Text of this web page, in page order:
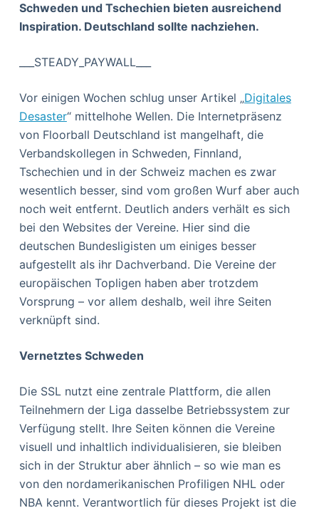
Schweden und Tschechien bieten ausreichend
Inspiration. Deutschland sollte nachziehen.
___STEADY_PAYWALL___
Vor einigen Wochen schlug unser Artikel „Digitales
Desaster“ mittelhohe Wellen. Die Internetpräsenz
von Floorball Deutschland ist mangelhaft, die
Verbandskollegen in Schweden, Finnland,
Tschechien und in der Schweiz machen es zwar
wesentlich besser, sind vom großen Wurf aber auch
noch weit entfernt. Deutlich anders verhält es sich
bei den Websites der Vereine. Hier sind die
deutschen Bundesligisten um einiges besser
aufgestellt als ihr Dachverband. Die Vereine der
europäischen Topligen haben aber trotzdem
Vorsprung – vor allem deshalb, weil ihre Seiten
verknüpft sind.
Vernetztes Schweden
Die SSL nutzt eine zentrale Plattform, die allen
Teilnehmern der Liga dasselbe Betriebssystem zur
Verfügung stellt. Ihre Seiten können die Vereine
visuell und inhaltlich individualisieren, sie bleiben
sich in der Struktur aber ähnlich – so wie man es
von den nordamerikanischen Profiligen NHL oder
NBA kennt. Verantwortlich für dieses Projekt ist die